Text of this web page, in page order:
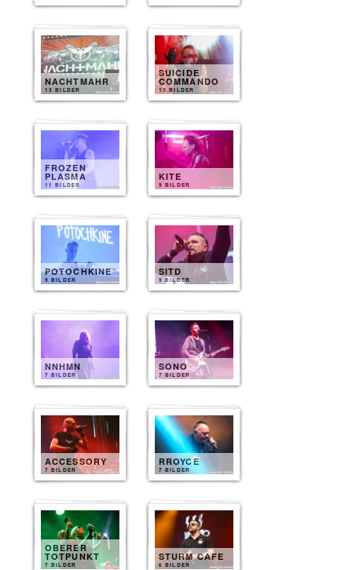
NACHTMAHR
13 BILDER
SUICIDE
COMMANDO
13 BILDER
FROZEN
PLASMA
11 BILDER
KITE
9 BILDER
POTOCHKINE
9 BILDER
SITD
9 BILDER
NNHMN
7 BILDER
SONO
7 BILDER
ACCESSORY
7 BILDER
RROYCE
7 BILDER
OBERER
TOTPUNKT
7 BILDER
STURM CAFE
6 BILDER